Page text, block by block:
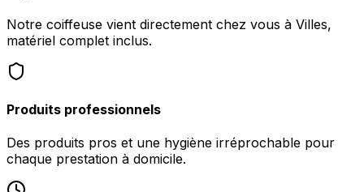
Notre coiffeuse vient directement chez vous à Villes,
matériel complet inclus.
Produits professionnels
Des produits pros et une hygiène irréprochable pour
chaque prestation à domicile.